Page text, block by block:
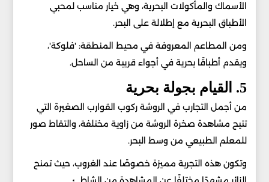
الأسماك والمأكولات البحرية، وهي خيار مناسب لمحبي
الأطباق البحرية مع إطلالة على البحر.
ومن المطاعم المعروفة في محيط المنطقة: 'فلوكة'،
ويقدم أطباقًا بحرية في أجواء قريبة من الساحل.
5. القيام بجولة بحرية
من أجمل التجارب في الروشة ركوب القوارب الصغيرة التي
تتيح مشاهدة صخرة الروشة من زاوية مختلفة، والتقاط صور
للمعلم الطبيعي من وسط البحر.
وتكون هذه التجربة مميزة خصوصًا عند الغروب، حيث تمنح